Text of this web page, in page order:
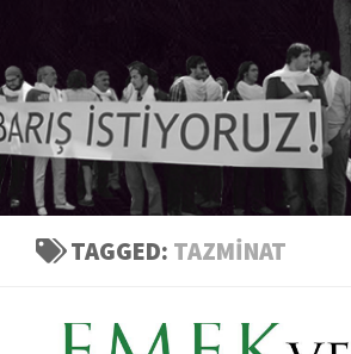
TAGGED: TAZMINAT